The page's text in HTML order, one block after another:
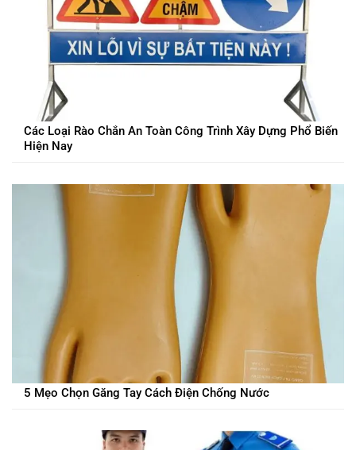
Các Loại Rào Chắn An Toàn Công Trình Xây Dựng Phổ Biến
Hiện Nay
5 Mẹo Chọn Găng Tay Cách Điện Chống Nước